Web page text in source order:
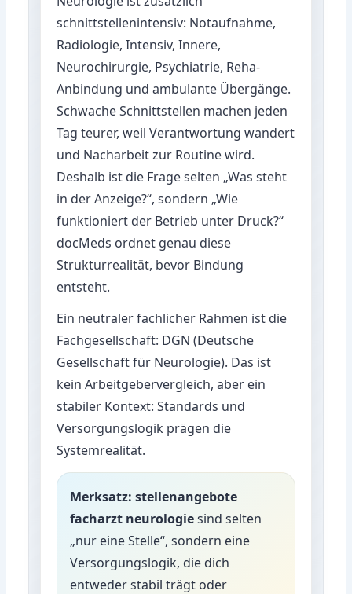
schnittstellenintensiv: Notaufnahme,
Radiologie, Intensiv, Innere,
Neurochirurgie, Psychiatrie, Reha-
Anbindung und ambulante Übergänge.
Schwache Schnittstellen machen jeden
Tag teurer, weil Verantwortung wandert
und Nacharbeit zur Routine wird.
Deshalb ist die Frage selten „Was steht
in der Anzeige?“, sondern „Wie
funktioniert der Betrieb unter Druck?“
docMeds ordnet genau diese
Strukturrealität, bevor Bindung
entsteht.
Ein neutraler fachlicher Rahmen ist die
Fachgesellschaft: DGN (Deutsche
Gesellschaft für Neurologie). Das ist
kein Arbeitgebervergleich, aber ein
stabiler Kontext: Standards und
Versorgungslogik prägen die
Systemrealität.
Merksatz: stellenangebote
facharzt neurologiesind selten
„nur eine Stelle“, sondern eine
Versorgungslogik, die dich
entweder stabil trägt oder